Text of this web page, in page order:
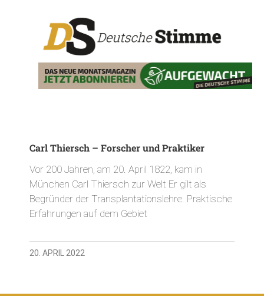
Carl Thiersch – Forscher und Praktiker
Vor 200 Jahren, am 20. April 1822, kam in
München Carl Thiersch zur Welt Er gilt als
Begründer der Transplantationslehre. Praktische
Erfahrungen auf dem Gebiet
20. APRIL 2022